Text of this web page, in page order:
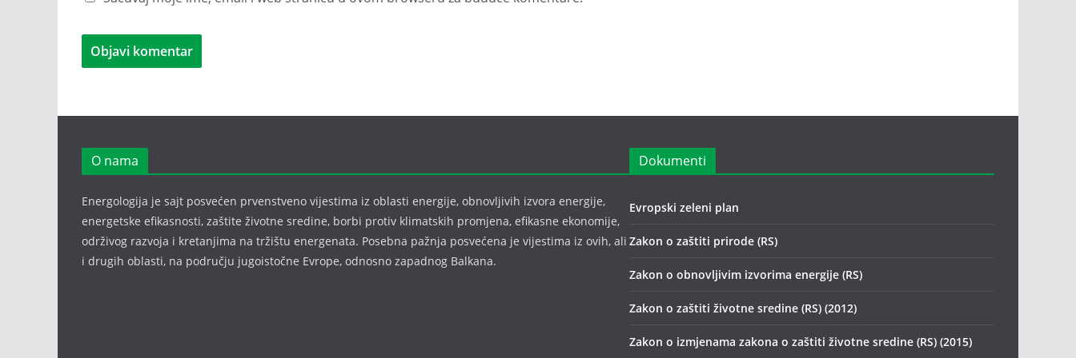
O nama
Energologija je sajt posvećen prvenstveno vijestima iz oblasti energije, obnovljivih izvora energije,
energetske efikasnosti, zaštite životne sredine, borbi protiv klimatskih promjena, efikasne ekonomije,
održivog razvoja i kretanjima na tržištu energenata. Posebna pažnja posvećena je vijestima iz ovih, ali
i drugih oblasti, na području jugoistočne Evrope, odnosno zapadnog Balkana.
Dokumenti
Evropski zeleni plan
Zakon o zaštiti prirode (RS)
Zakon o obnovljivim izvorima energije (RS)
Zakon o zaštiti životne sredine (RS) (2012)
Zakon o izmjenama zakona o zaštiti životne sredine (RS) (2015)